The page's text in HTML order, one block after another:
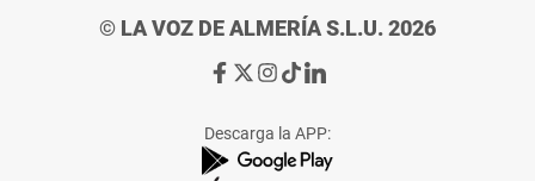
© LA VOZ DE ALMERÍA S.L.U. 2026
Ir
de
La
Ir
de
La
Ir
de
La
Ir
de
La
Ir
de
La
Descarga la APP: